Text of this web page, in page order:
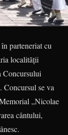
parteneriat cu
localității
Concursului
Concursul se va
„Nicolae
cântului,